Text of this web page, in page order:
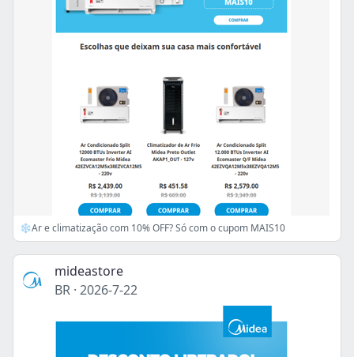
❄️Ar e climatização com 10% OFF? Só com o cupom MAIS10
mideastore
BR · 2026-7-22